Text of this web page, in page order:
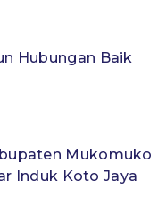
Hubungan Baik
Mukomuko
Induk Koto Jaya